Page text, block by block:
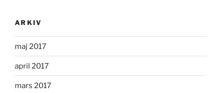
ARKIV
maj 2017
april 2017
mars 2017